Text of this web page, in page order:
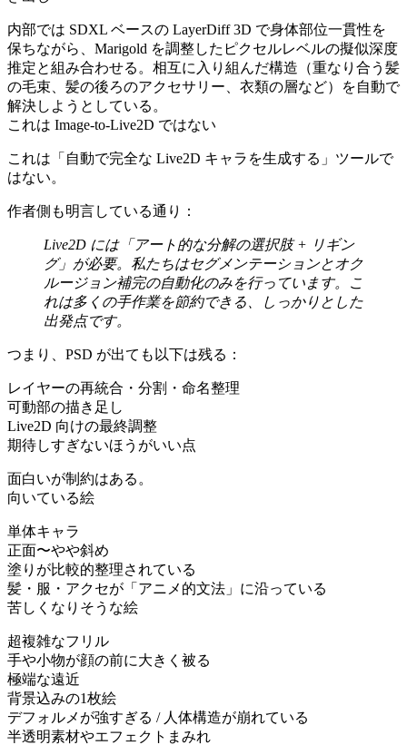
内部では SDXL ベースの LayerDiff 3D で身体部位一貫性を
保ちながら、Marigold を調整したピクセルレベルの擬似深度
推定と組み合わせる。相互に入り組んだ構造（重なり合う髪
の毛束、髪の後ろのアクセサリー、衣類の層など）を自動で
解決しようとしている。
これは Image-to-Live2D ではない
これは「自動で完全な Live2D キャラを生成する」ツールで
はない。
作者側も明言している通り：
Live2D には「アート的な分解の選択肢 + リギン
グ」が必要。私たちはセグメンテーションとオク
ルージョン補完の自動化のみを行っています。こ
れは多くの手作業を節約できる、しっかりとした
出発点です。
つまり、PSD が出ても以下は残る：
レイヤーの再統合・分割・命名整理
可動部の描き足し
Live2D 向けの最終調整
期待しすぎないほうがいい点
面白いが制約はある。
向いている絵
単体キャラ
正面〜やや斜め
塗りが比較的整理されている
髪・服・アクセが「アニメ的文法」に沿っている
苦しくなりそうな絵
超複雑なフリル
手や小物が顔の前に大きく被る
極端な遠近
背景込みの1枚絵
デフォルメが強すぎる / 人体構造が崩れている
半透明素材やエフェクトまみれ